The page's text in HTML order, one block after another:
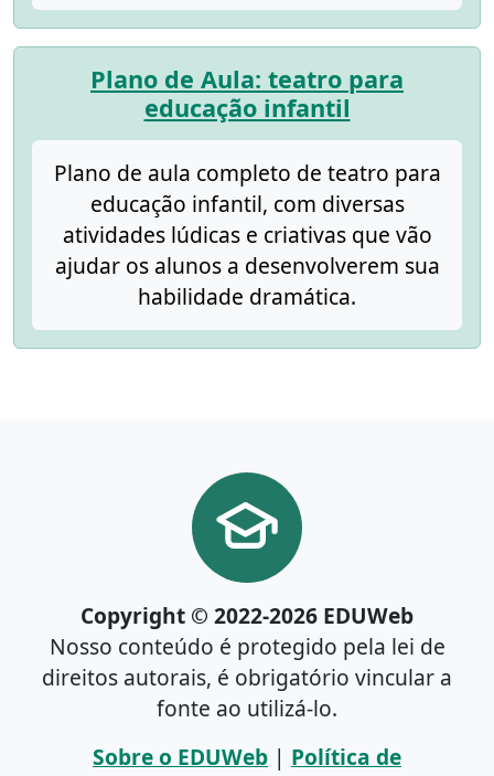
Plano de Aula: teatro para
educação infantil
Plano de aula completo de teatro para
educação infantil, com diversas
atividades lúdicas e criativas que vão
ajudar os alunos a desenvolverem sua
habilidade dramática.
Copyright © 2022-2026 EDUWeb
Nosso conteúdo é protegido pela lei de
direitos autorais, é obrigatório vincular a
fonte ao utilizá-lo.
Sobre o EDUWeb | Política de